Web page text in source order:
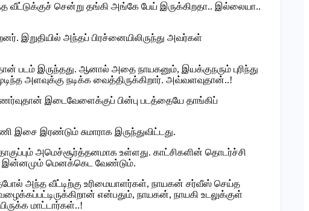
வீட்டுக்குச் சென்று தங்கி அங்கே பேய் இருக்கிறதா.. இல்லையா..
இறுதியில் அந்தப் பிரச்னையிலிருந்து அவர்கள்
படம் இருந்தது. ஆனால் அதை நாயகனும், இயக்குநரும் புரிந்து
அளவுக்கு நடிக்க வைத்திருக்கிறார். அவ்வளவுதான்..!
இடைவேளைக்குப் பின்பு படத்தையே தாங்கிப்
இரண்டும் சுமாராக இருந்துவிட்டது.
அமெச்சூர்த்தனமாக உள்ளது. காட்சிகளின் தொடர்ச்சி
இன்னமும் மெனக்கெட வேண்டும்.
அந்த வீட்டிற்கு உரிமையாளர்கள், நாயகன் சர்வீஸ் செய்த
என்பதும், நாயகன், நாயகி உடலுக்குள்
மாட்டார்கள்..!